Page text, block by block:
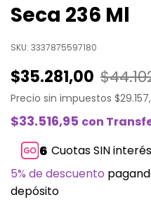
Seca 236 Ml
SKU: 3337875597180
$35.281,00
Precio sin impuestos
$33.516,95 con
Cuotas SIN
5% de descuento
depósito